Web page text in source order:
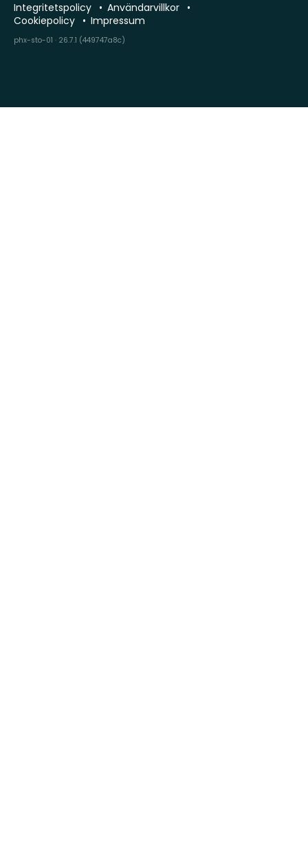
Integritetspolicy
Användarvillkor
Cookiepolicy
Impressum
phx-sto-01 · 26.7.1 (449747a8c)